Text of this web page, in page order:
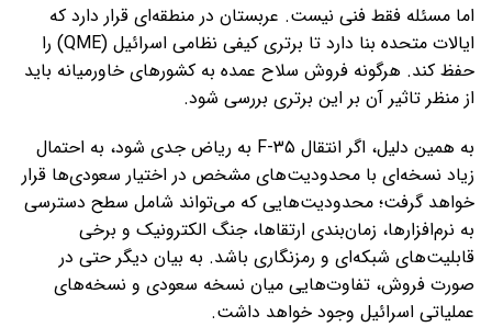
اما مسئله فقط فنی نیست. عربستان در منطقه‌ای قرار دارد که
ایالات متحده بنا دارد تا برتری کیفی نظامی اسرائیل (QME) را
حفظ کند. هرگونه فروش سلاح عمده به کشورهای خاورمیانه باید
از منظر تاثیر آن بر این برتری بررسی شود.
به همین دلیل، اگر انتقال F-۳۵ به ریاض جدی شود، به احتمال
زیاد نسخه‌ای با محدودیت‌های مشخص در اختیار سعودی‌ها قرار
خواهد گرفت؛ محدودیت‌هایی که می‌تواند شامل سطح دسترسی
به نرم‌افزارها، زمان‌بندی ارتقاها، جنگ الکترونیک و برخی
قابلیت‌های شبکه‌ای و رمزنگاری باشد. به بیان دیگر حتی در
صورت فروش، تفاوت‌هایی میان نسخه سعودی و نسخه‌های
عملیاتی اسرائیل وجود خواهد داشت.